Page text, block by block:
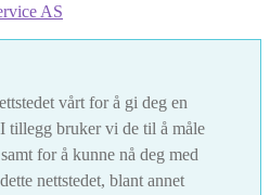
AS
vårt for å gi deg en
tillegg bruker vi de til å måle
for å kunne nå deg med
nettstedet, blant annet